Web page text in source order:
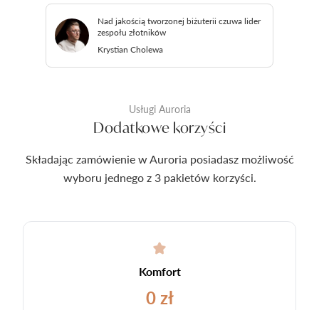
Nad jakością tworzonej biżuterii czuwa lider
zespołu złotników
Krystian Cholewa
Usługi Auroria
Dodatkowe korzyści
Składając zamówienie w Auroria posiadasz możliwość
wyboru jednego z 3 pakietów korzyści.
Komfort
0 zł